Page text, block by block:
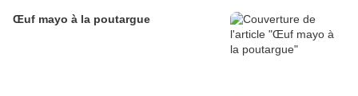
Œuf mayo à la poutargue